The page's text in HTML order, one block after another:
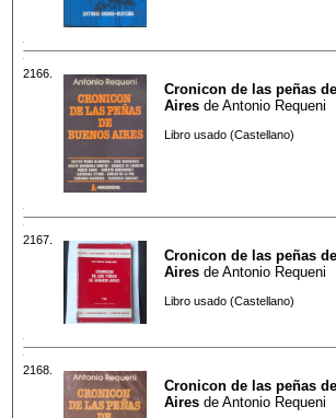
2166.
Cronicon de las peñas
Aires de Antonio Requeni
Libro usado (Castellano)
2167.
Cronicon de las peñas
Aires de Antonio Requeni
Libro usado (Castellano)
2168.
Cronicon de las peñas
Aires de Antonio Requeni